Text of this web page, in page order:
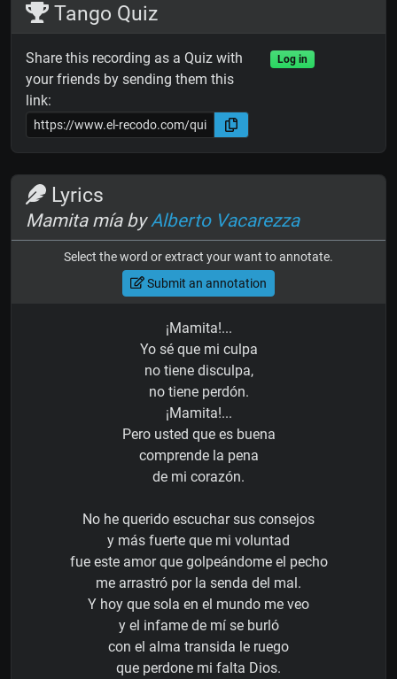
Tango Quiz
Share this recording as a Quiz with
your friends by sending them this
link:
Log in
Lyrics
Mamita mía byAlberto Vacarezza
Select the word or extract your want to annotate.
Submit an annotation
¡Mamita!...
Yo sé que mi culpa
no tiene disculpa,
no tiene perdón.
¡Mamita!...
Pero usted que es buena
comprende la pena
de mi corazón.
No he querido escuchar sus consejos
y más fuerte que mi voluntad
fue este amor que golpeándome el pecho
me arrastró por la senda del mal.
Y hoy que sola en el mundo me veo
y el infame de mí se burló
con el alma transida le ruego
que perdone mi falta Dios.